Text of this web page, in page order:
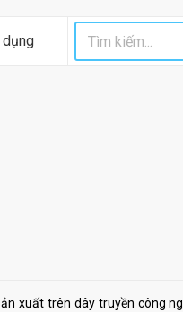
dụng
xuất trên dây truyền công